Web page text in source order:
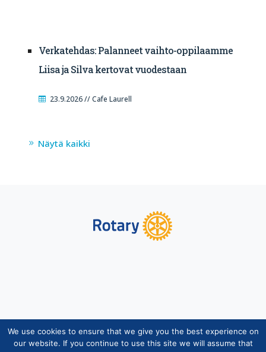
Verkatehdas: Palanneet vaihto-oppilaamme
Liisa ja Silva kertovat vuodestaan
23.9.2026 // Cafe Laurell
Näytä kaikki
Copyright © Suomen Rotarypalvelu ry 2026 |
Jäsentietojärjestelmän tietosuojaseloste|Henkilötietojen
We use cookies to ensure that we give you the best experience on
our website. If you continue to use this site we will assume that